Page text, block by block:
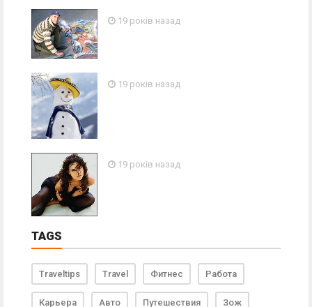
19 років назад
19 років назад
19 років назад
TAGS
Traveltips Travel Фитнес Работа
Карьера Авто Путешествия Зож